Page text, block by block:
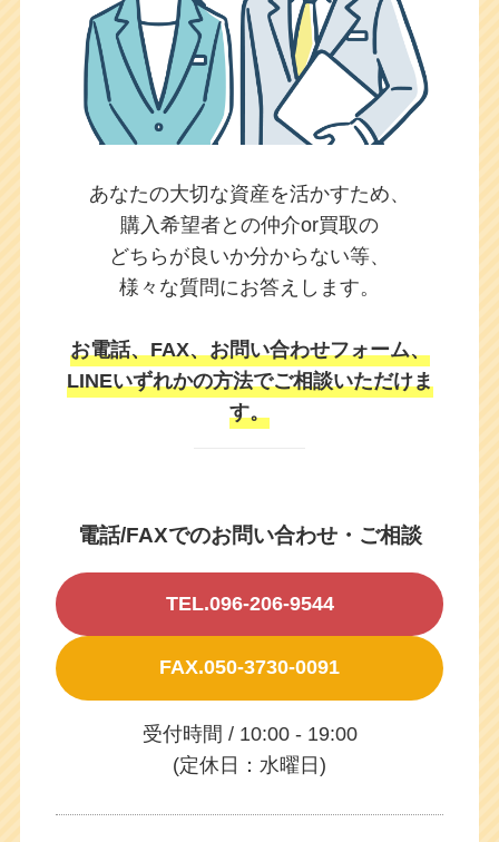
あなたの大切な資産を活かすため、
購入希望者との仲介or買取の
どちらが良いか分からない等、
様々な質問にお答えします。
お電話、FAX、お問い合わせフォーム、
LINEいずれかの方法でご相談いただけま
す。
電話/FAXでのお問い合わせ・ご相談
TEL.096-206-9544
FAX.050-3730-0091
受付時間 / 10:00 - 19:00
(定休日：水曜日)